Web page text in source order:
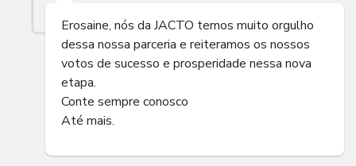
Erosaine, nós da JACTO temos muito orgulho
dessa nossa parceria e reiteramos os nossos
votos de sucesso e prosperidade nessa nova
etapa.
Conte sempre conosco
Até mais.